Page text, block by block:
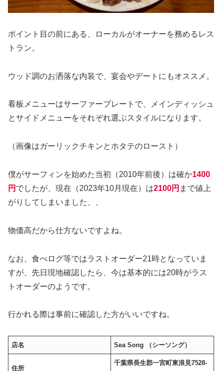
ポイント目の前にある、ローカルがオーナーを務めるレス
トラン。
ウッド調のお洒落な内装で、宴会やデートにもオススメ。
看板メニューはサーファープレートで、メインディッシュ
とサイドメニューをそれぞれ選ぶスタイルになります。
（画像はガーリックチキンとホタテのロースト）
僕がサーフィンを始めた当初（2010年前後）は確か1400
円 でしたが、現在（2023年10月現在）は2100円 まで値上
がりしてしまいました、、
物価高だから仕方ないですよね。
なお、食べログ等ではラストオーダー21時となっていま
すが、先日現地確認したら、今は基本的には20時がラス
トオーダーのようです。
行かれる際は事前に確認した方がいいですね。
店名 Sea Song （シーソング）
住所
千葉県長生郡一宮町東浪見7528-